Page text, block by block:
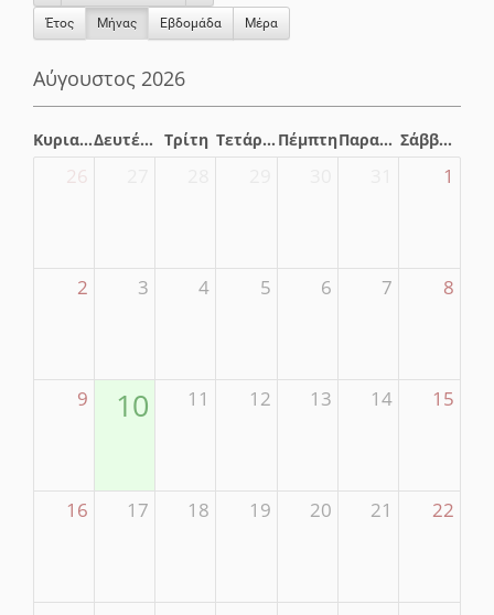
Έτος Μήνας Eβδομάδα Μέρα
Αύγουστος 2026
Κυριακή Δευτέρα Τρίτη Τετάρτη Πέμπτη Παρασκευή Σάββατο
26 1
2 3 4 5 6 7 8
9 10 11 12 13 14 15
16 17 18 19 20 21 22